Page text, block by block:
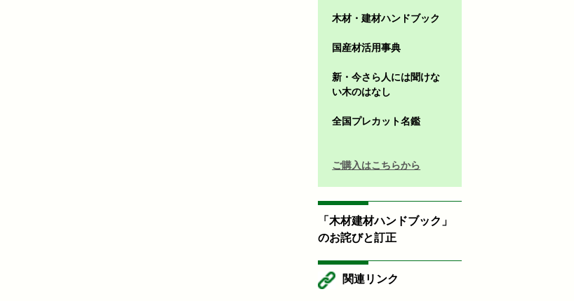
木材・建材ハンドブック
国産材活用事典
新・今さら人には聞けな
い木のはなし
全国プレカット名鑑
ご購入はこちらから
「木材建材ハンドブック」
のお詫びと訂正
関連リンク